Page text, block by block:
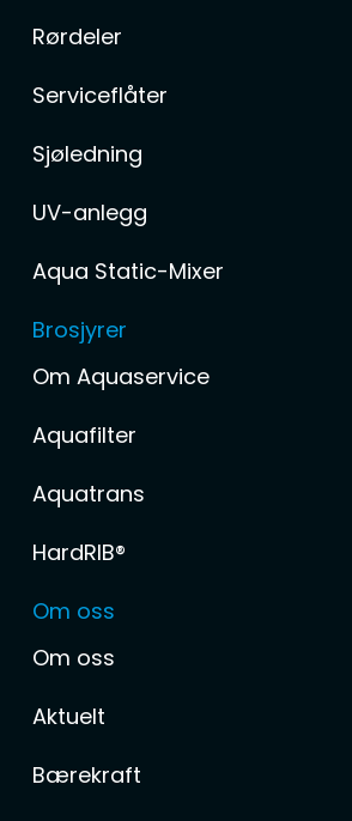
Rørdeler
Serviceflåter
Sjøledning
UV-anlegg
Aqua Static-Mixer
Brosjyrer
Om Aquaservice
Aquafilter
Aquatrans
HardRIB®
Om oss
Om oss
Aktuelt
Bærekraft